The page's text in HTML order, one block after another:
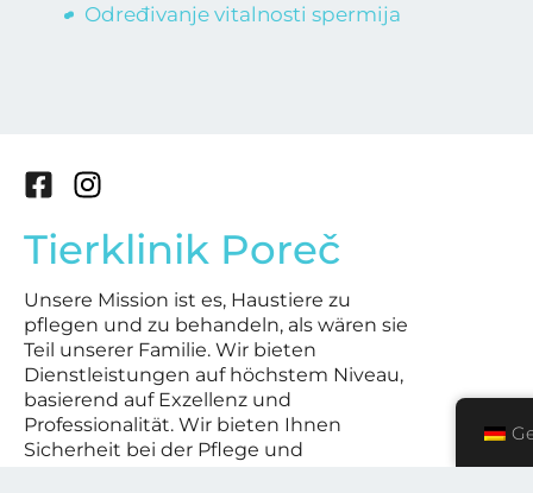
Određivanje vitalnosti spermija
F
c
e
b
o
o
k
-
s
I
s
t
a
g
r
a
m
Tierklinik Poreč
Unsere Mission ist es, Haustiere zu
pflegen und zu behandeln, als wären sie
Teil unserer Familie. Wir bieten
Dienstleistungen auf höchstem Niveau,
basierend auf Exzellenz und
Professionalität. Wir bieten Ihnen
Sicherheit bei der Pflege und